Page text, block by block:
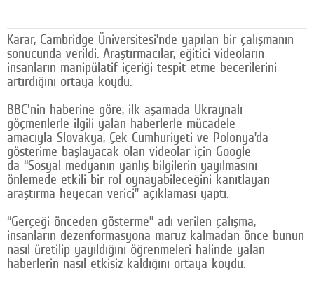
Künye
SOSYAL MEDYA
Twitter
Google Plus
© 2026 TÜM HAKLARI SAKLIDIR
Karar, Cambridge Üniversitesi’nde yapılan bir çalışmanın
sonucunda verildi. Araştırmacılar, eğitici videoların
insanların manipülatif içeriği tespit etme becerilerini
artırdığını ortaya koydu.
BBC'nin haberine göre, ilk aşamada Ukraynalı
göçmenlerle ilgili yalan haberlerle mücadele
amacıyla Slovakya, Çek Cumhuriyeti ve Polonya’da
gösterime başlayacak olan videolar için Google
da “Sosyal medyanın yanlış bilgilerin yayılmasını
önlemede etkili bir rol oynayabileceğini kanıtlayan
araştırma heyecan verici” açıklaması yaptı.
“Gerçeği önceden gösterme” adı verilen çalışma,
insanların dezenformasyona maruz kalmadan önce bunun
nasıl üretilip yayıldığını öğrenmeleri halinde yalan
haberlerin nasıl etkisiz kaldığını ortaya koydu.